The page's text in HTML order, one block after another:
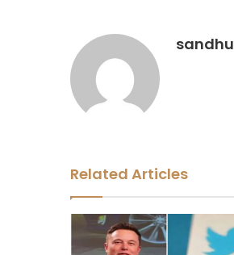
sandhu
Related Articles